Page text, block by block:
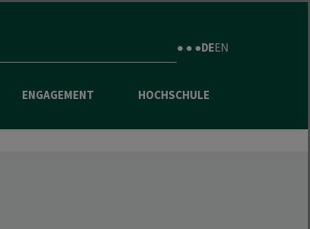
● ● ●DEEN
ENGAGEMENT HOCHSCHULE